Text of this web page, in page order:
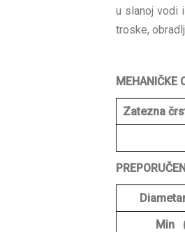
u slanoj vodi
troske,
MEHANIČKE
Zatezna
Min